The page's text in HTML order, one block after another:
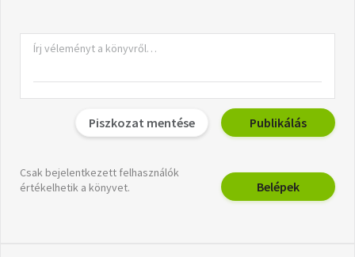
Piszkozat mentése Publikálás
Csak bejelentkezett felhasználók
értékelhetik a könyvet.
Belépek